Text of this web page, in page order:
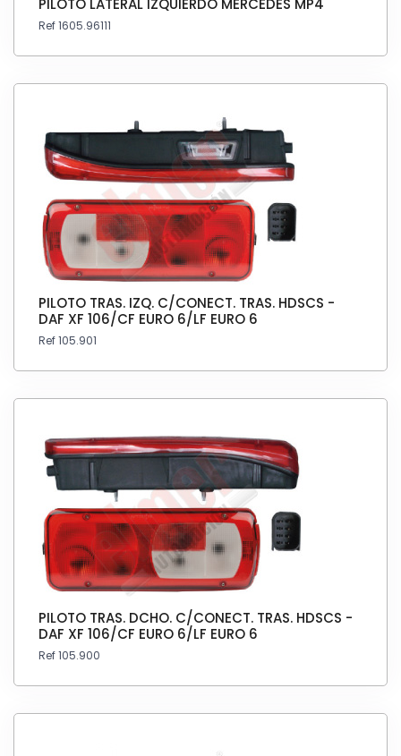
PILOTO LATERAL IZQUIERDO MERCEDES MP4
Ref 1605.96111
PILOTO TRAS. IZQ. C/CONECT. TRAS. HDSCS -
DAF XF 106/CF EURO 6/LF EURO 6
Ref 105.901
PILOTO TRAS. DCHO. C/CONECT. TRAS. HDSCS -
DAF XF 106/CF EURO 6/LF EURO 6
Ref 105.900